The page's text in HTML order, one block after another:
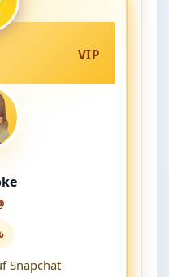
VIP
Snapchat!